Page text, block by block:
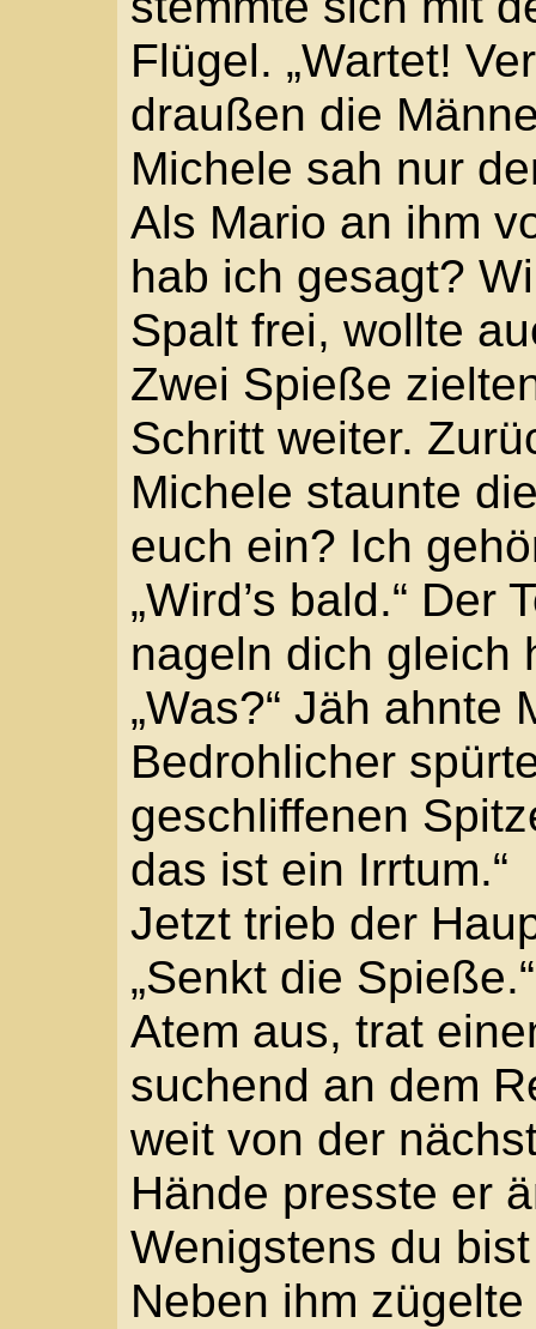
Neben ihm zügelte
„Nun los, Jude. Ab,
früh kannst du wieder
betrügen.“
„Ich bin kein Jude!!“
„Ach, ja?“ Der
Füße. „Sieht aus wie
fettige Haare wie ein
ein Jidd ist. Das hört
Michele rauschte das
Wieder spuckte der
sanft hinzu. „Nun
unter die Judensau …“
Das Rauschen wurde
Damm. „Wag es
„Ich bin Maler und
Er stampfte auf den
wollte ihn
schlug die Hand auf
Blick durchbohrte er
du mich noch länger
wissen, dass ich ein
bin.“ Dicht neben der
die Fäuste über den
Truppführer hinauf.
gar nicht schätzen,
einem lausigen
beschimpft wird.“